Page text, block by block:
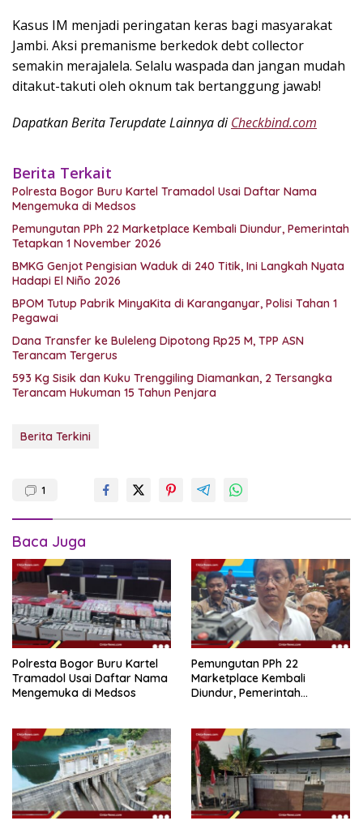
Kasus IM menjadi peringatan keras bagi masyarakat
Jambi. Aksi premanisme berkedok debt collector
semakin merajalela. Selalu waspada dan jangan mudah
ditakut-takuti oleh oknum tak bertanggung jawab!
Dapatkan Berita Terupdate Lainnya diCheckbind.com
Berita Terkait
Polresta Bogor Buru Kartel Tramadol Usai Daftar Nama
Mengemuka di Medsos
Pemungutan PPh 22 Marketplace Kembali Diundur, Pemerintah
Tetapkan 1 November 2026
BMKG Genjot Pengisian Waduk di 240 Titik, Ini Langkah Nyata
Hadapi El Niño 2026
BPOM Tutup Pabrik MinyaKita di Karanganyar, Polisi Tahan 1
Pegawai
Dana Transfer ke Buleleng Dipotong Rp25 M, TPP ASN
Terancam Tergerus
593 Kg Sisik dan Kuku Trenggiling Diamankan, 2 Tersangka
Terancam Hukuman 15 Tahun Penjara
Berita Terkini
1
Baca Juga
Polresta Bogor Buru Kartel
Tramadol Usai Daftar Nama
Mengemuka di Medsos
Pemungutan PPh 22
Marketplace Kembali
Diundur, Pemerintah